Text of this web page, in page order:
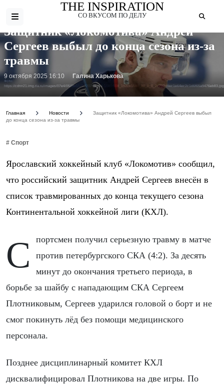
THE INSPIRATION
СО ВКУСОМ ПО ДЕЛУ
Фото:
https://cdnn21.img.ria.ru/images/07e4/05/0b/1571270749_0:0:1080:608_1920x1080_80_0_0_2c712d9ec1e64ec2c1d6f65a9476eb83.jpg
Защитник «Локомотива» Андрей
Сергеев выбыл до конца сезона из-за
травмы
9 октября 2025 16:10 Галина Харькова
Главная Новости
Защитник «Локомотива» Андрей Сергеев выбыл
до конца сезона из-за травмы
# Спорт
Ярославский хоккейный клуб «Локомотив» сообщил,
что российский защитник Андрей Сергеев внесён в
список травмированных до конца текущего сезона
Континентальной хоккейной лиги (КХЛ).
Спортсмен получил серьезную травму в матче
против петербургского СКА (4:2). За десять
минут до окончания третьего периода, в
борьбе за шайбу с нападающим СКА Сергеем
Плотниковым, Сергеев ударился головой о борт и не
смог покинуть лёд без помощи медицинского
персонала.
Позднее дисциплинарный комитет КХЛ
дисквалифицировал Плотникова на две игры. По